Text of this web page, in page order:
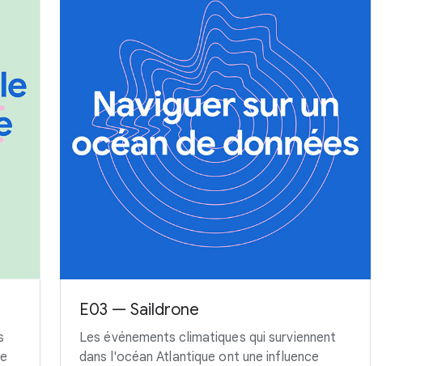
E03 — Saildrone
Les événements climatiques qui surviennent
dans l'océan Atlantique ont une influence